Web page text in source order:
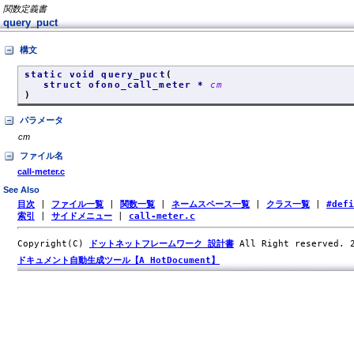
関数定義書
query_puct
構文
static void query_puct (
struct ofono_call_meter *cm
)
パラメータ
cm
ファイル名
call-meter.c
See Also
目次 ファイル一覧 関数一覧 ネームスペース一覧 クラス一覧
索引
サイドメニュー call-meter.c
Copyright(C) ドットネットフレームワーク 設計書 All Right reserved.
ドキュメント自動生成ツール【A HotDocument】